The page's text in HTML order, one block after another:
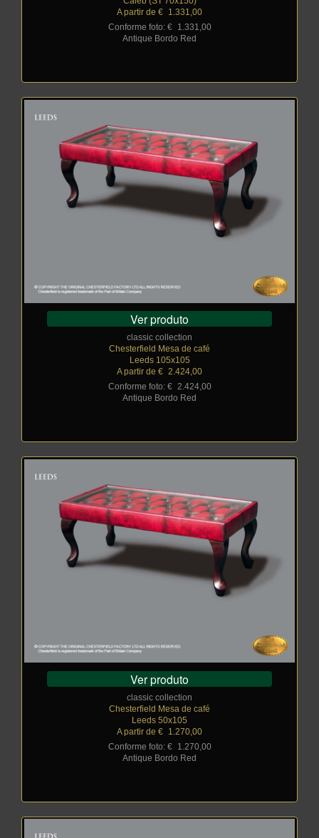
A partir de €
1.331,00
Conforme foto: €_
1.331,00
Antique Bordo Red
Ver produto
classic collection
Chesterfield Mesa de café
Leeds 105x105
A partir de € 2.424,00
Conforme foto: €_ 2.424,00
Antique Bordo Red
Ver produto
classic collection
Chesterfield Mesa de café
Leeds 50x105
A partir de €
1.270,00
Conforme foto: €_
1.270,00
Antique Bordo Red